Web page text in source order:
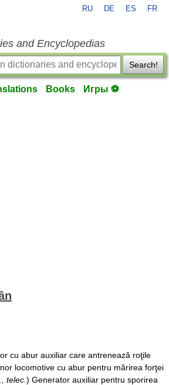
RU DE ES FR
and Encyclopedias
Search!
Books Игры ⚽
cu abur auxiliar care antrenează roţile
locomotive cu abur pentru mărirea forţei
telec. ) Generator auxiliar pentru sporirea